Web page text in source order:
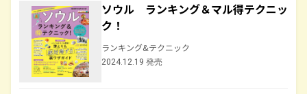
ソウル ランキング＆マル得テクニッ
ク！
ランキング&テクニック
2024.12.19 発売